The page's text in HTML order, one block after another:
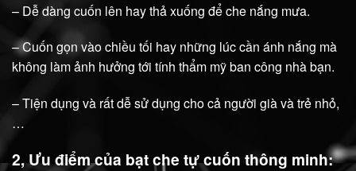
– Dễ dàng cuốn lên hay thả xuống để che nắng mưa.
– Cuốn gọn vào chiều tối hay những lúc cần ánh nắng mà
không làm ảnh hưởng tới tính thẩm mỹ ban công nhà bạn.
– Tiện dụng và rất dễ sử dụng cho cả người già và trẻ nhỏ,
…
2, Ưu điểm của bạt che tự cuốn thông minh: